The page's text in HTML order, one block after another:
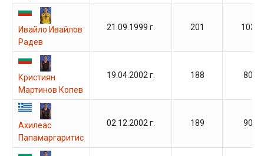
Ивайло Ивайлов
Радев
21.09.1999 г. 201 103
Кристиян
Мартинов Копев
19.04.2002 г. 188 80
Ахилеас
Папамаргаритис
02.12.2002 г. 189 90